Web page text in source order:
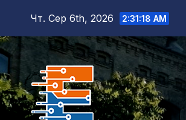
вмісту
Чт. Сер 6th, 2026 2:31:19 AM